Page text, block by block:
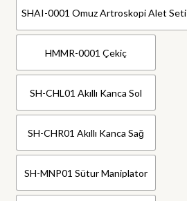
SHAI-0001 Omuz Artroskopi Alet Seti
HMMR-0001 Çekiç
SH-CHL01 Akıllı Kanca Sol
SH-CHR01 Akıllı Kanca Sağ
SH-MNP01 Sütur Maniplator